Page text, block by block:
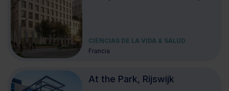
CIENCIAS DE LA VIDA & SALUD
Francia
At the Park, Rijswijk